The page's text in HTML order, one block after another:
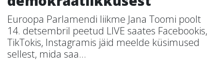
Euroopa Parlamendi liikme Jana Toomi poolt
14. detsembril peetud LIVE saates Facebookis,
TikTokis, Instagramis jäid meelde küsimused
sellest, mida saa...